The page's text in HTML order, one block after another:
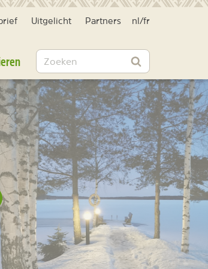
Uitgelicht Partners nl /fr
Zoeken
Zoeken